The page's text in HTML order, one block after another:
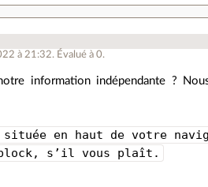
à 21:32. Évalué à0.
information indépendante ?
en haut de votre
s’il vous plaît.